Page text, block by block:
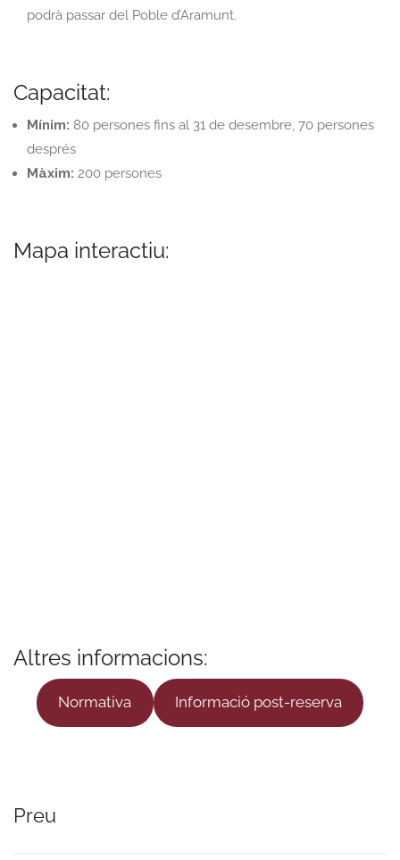
podrà passar del Poble d’Aramunt.
Capacitat:
Mínim: 80 persones fins al 31 de desembre, 70 persones
després
Màxim: 200 persones
Mapa interactiu:
Altres informacions:
Normativa Informació post-reserva
Preu